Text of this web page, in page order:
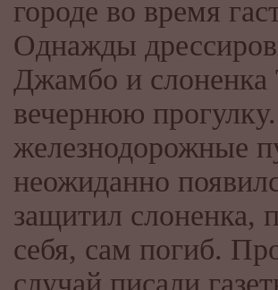
городе во время
Однажды
Джамбо и слоненка
вечернюю
железнодорожные
неожиданно
защитил слоненка,
себя, сам погиб.
случай писали